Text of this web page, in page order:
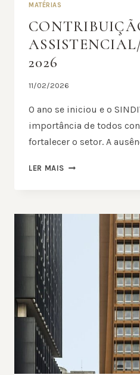
MATÉRIAS
2026
11/02/2026
O ano se iniciou e o
importância de todos
fortalecer o setor. A
LER MAIS CONTRIBUIÇÃO